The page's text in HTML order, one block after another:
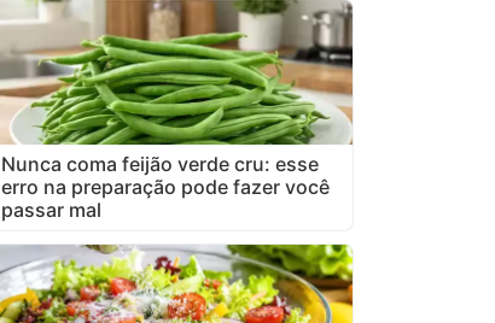
Nunca coma feijão verde cru: esse
erro na preparação pode fazer você
passar mal